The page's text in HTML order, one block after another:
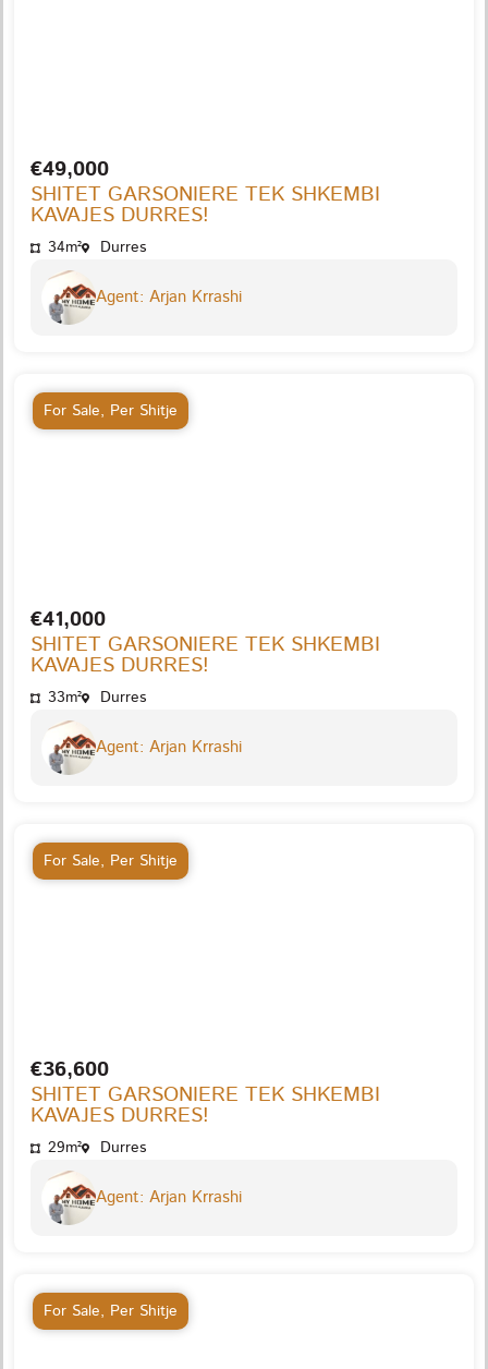
€49,000
SHITET GARSONIERE TEK SHKEMBI
KAVAJES DURRES!
34m² Durres
Agent: Arjan Krrashi
For Sale, Per Shitje
€41,000
SHITET GARSONIERE TEK SHKEMBI
KAVAJES DURRES!
33m² Durres
Agent: Arjan Krrashi
For Sale, Per Shitje
€36,600
SHITET GARSONIERE TEK SHKEMBI
KAVAJES DURRES!
29m² Durres
Agent: Arjan Krrashi
For Sale, Per Shitje